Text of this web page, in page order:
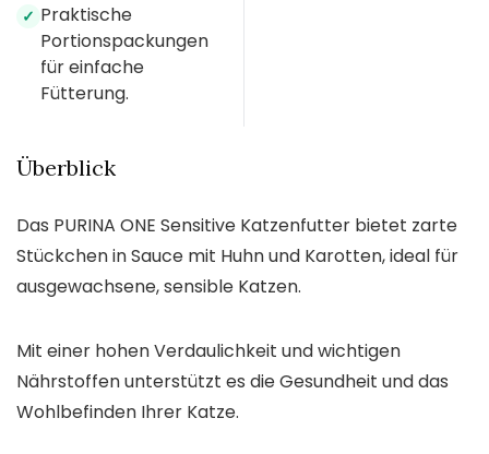
✓ Praktische
Portionspackungen
für einfache
Fütterung.
Überblick
Das PURINA ONE Sensitive Katzenfutter bietet zarte
Stückchen in Sauce mit Huhn und Karotten, ideal für
ausgewachsene, sensible Katzen.
Mit einer hohen Verdaulichkeit und wichtigen
Nährstoffen unterstützt es die Gesundheit und das
Wohlbefinden Ihrer Katze.